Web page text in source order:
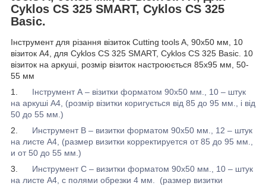
Cyklos CS 325 SMART, Cyklos CS 325
Basic.
Інструмент для різання візиток Cutting tools A, 90х50 мм, 10
візиток А4, для Cyklos CS 325 SMART, Cyklos CS 325 Basic. 10
візиток на аркуші, розмір візиток настроюється 85х95 мм, 50-
55 мм
1.
Інструмент А – візитки форматом 90х50 мм., 10 – штук
на аркуші А4, (розмір візитки коригується від 85 до 95 мм., і від
50 до 55 мм.)
2.
Инструмент В – визитки форматом 90х50 мм., 12 – штук
на листе А4, (размер визитки корректируется от 85 до 95 мм.,
и от 50 до 55 мм.)
3.
Инструмент С – визитки форматом 90х50 мм., 10 – штук
на листе А4, с полями обрезки 4 мм.
(размер визитки